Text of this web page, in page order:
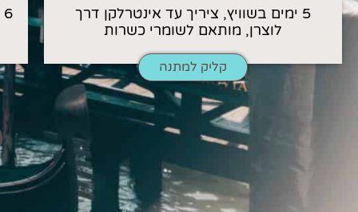
5 ימים בשוויץ, ציריך עד אינטרלקן דרך
לוצרן, מותאם לשומרי כשרות
קליק למתנה